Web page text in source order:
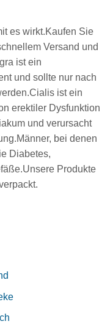
es wirkt.Kaufen Sie
Versand und
ist ein
und sollte nur nach
ist ein
erektiler Dysfunktion
und verursacht
bei denen
Diabetes,
Produkte